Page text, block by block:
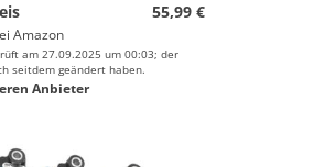
55,99 €
Amazon
am 27.09.2025 um 00:03; der
seitdem geändert haben.
Anbieter